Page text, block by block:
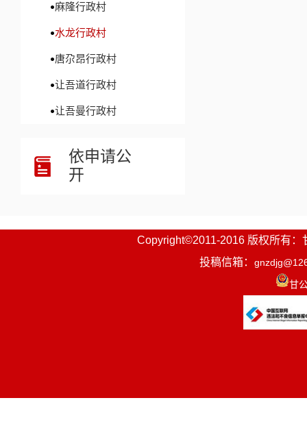
麻隆行政村
水龙行政村
唐尕昂行政村
让吾道行政村
让吾曼行政村
依申请公
开
Copyright©2011-2016 版权所有：
投稿信箱：
甘